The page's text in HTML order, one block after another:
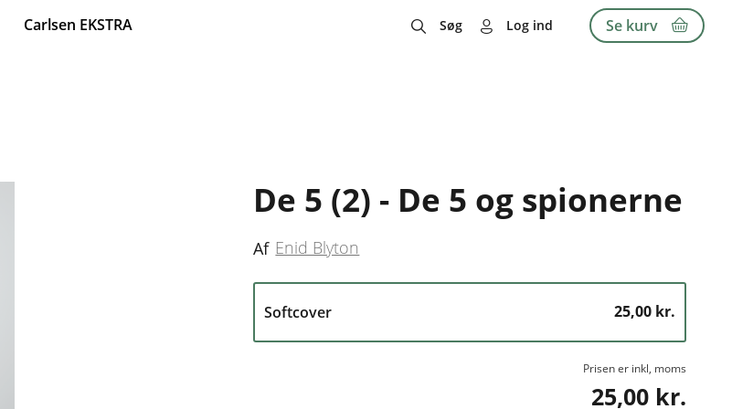
Carlsen EKSTRA Søg Log ind Se kurv
De 5 (2) - De 5 og spionerne
Af Enid Blyton
Softcover 25,00 kr.
Prisen er inkl, moms
25,00 kr.